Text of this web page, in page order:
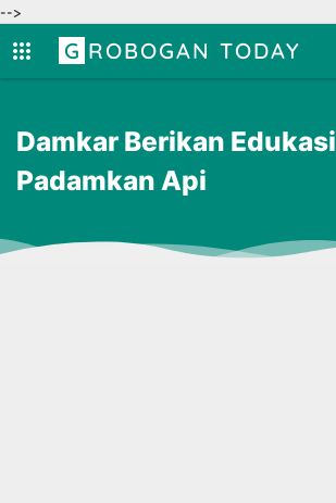
-->
GROBOGAN TODAY
Damkar Berikan Edukasi
Padamkan Api